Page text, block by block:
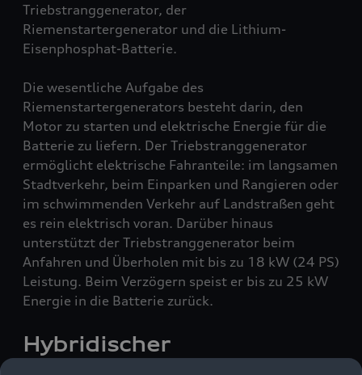
Triebstranggenerator, der
Riemenstartergenerator und die Lithium-
Eisenphosphat-Batterie.
Die wesentliche Aufgabe des
Riemenstartergenerators besteht darin, den
Motor zu starten und elektrische Energie für die
Batterie zu liefern. Der Triebstranggenerator
ermöglicht elektrische Fahranteile: im langsamen
Stadtverkehr, beim Einparken und Rangieren oder
im schwimmenden Verkehr auf Landstraßen geht
es rein elektrisch voran. Darüber hinaus
unterstützt der Triebstranggenerator beim
Anfahren und Überholen mit bis zu 18 kW (24 PS)
Leistung. Beim Verzögern speist er bis zu 25 kW
Energie in die Batterie zurück.
Hybridischer